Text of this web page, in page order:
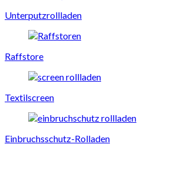
Unterputzrollladen
Raffstore
Textilscreen
Einbruchsschutz-Rolladen